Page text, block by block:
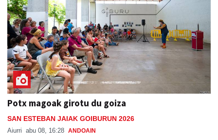
Potx magoak girotu du goiza
SAN ESTEBAN JAIAK GOIBURUN 2026
Aiurri abu 08, 16:28 ANDOAIN